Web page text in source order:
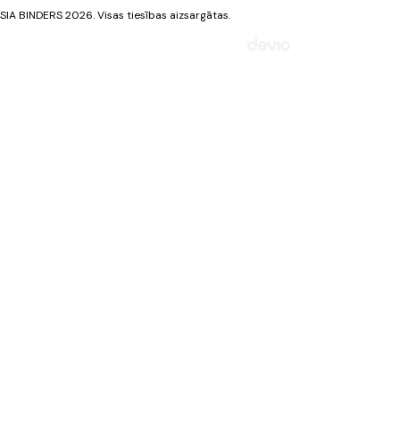
SIA BINDERS 2026. Visas tiesības aizsargātas.